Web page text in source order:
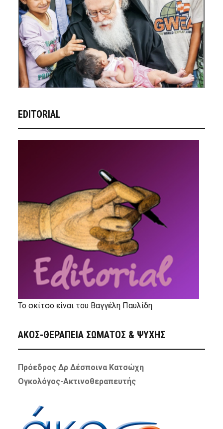
EDITORIAL
Το σκίτσο είναι του Βαγγέλη Παυλίδη
ΑΚΟΣ-ΘΕΡΑΠΕΙΑ ΣΩΜΑΤΟΣ & ΨΥΧΗΣ
Πρόεδρος Δρ Δέσποινα Κατσώχη
Ογκολόγος-Ακτινοθεραπευτής